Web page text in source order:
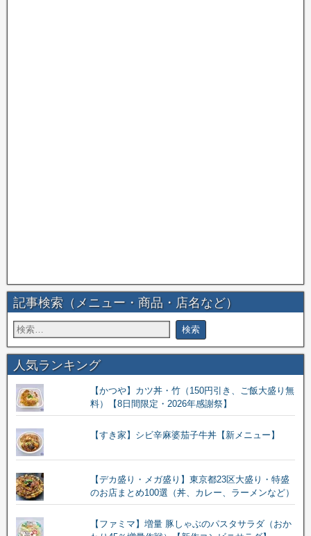
記事検索（メニュー・商品・店名など）
人気ランキング
【かつや】カツ丼・竹（150円引き、ご飯大盛り無
料）【8日間限定・2026年感謝祭】
【すき家】シビ辛麻婆茄子牛丼【新メニュー】
【デカ盛り・メガ盛り】東京都23区大盛り・特盛
のお店まとめ100選（丼、カレー、ラーメンなど）
【ファミマ】増量 豚しゃぶのパスタサラダ（おか